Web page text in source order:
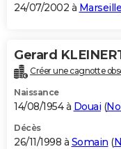
24/07/2002 à Marseille
Gerard
Créer une cagnotte
Naissance
14/08/1954 à Douai (
Décès
26/11/1998 à Somain (